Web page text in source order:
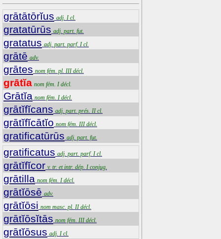
grātātōrĭus adj. I cl.
gratatūrūs adj. part. fut.
gratatus adj. part. parf. I cl.
grātē adv.
grātes nom fém. pl. III décl.
grātĭa nom fém. I décl.
Grātĭa nom fém. I décl.
grātĭfĭcans adj. part. prés. II cl.
grātĭfĭcātĭo nom fém. III décl.
gratificatūrūs adj. part. fut.
gratificatus adj. part. parf. I cl.
grātĭfĭcor v. tr. et intr. dép. I conjug.
grātilla nom fém. I décl.
grātĭōsē adv.
grātĭōsi nom masc. pl. II décl.
grātĭōsĭtās nom fém. III décl.
grātĭōsus adj. I cl.